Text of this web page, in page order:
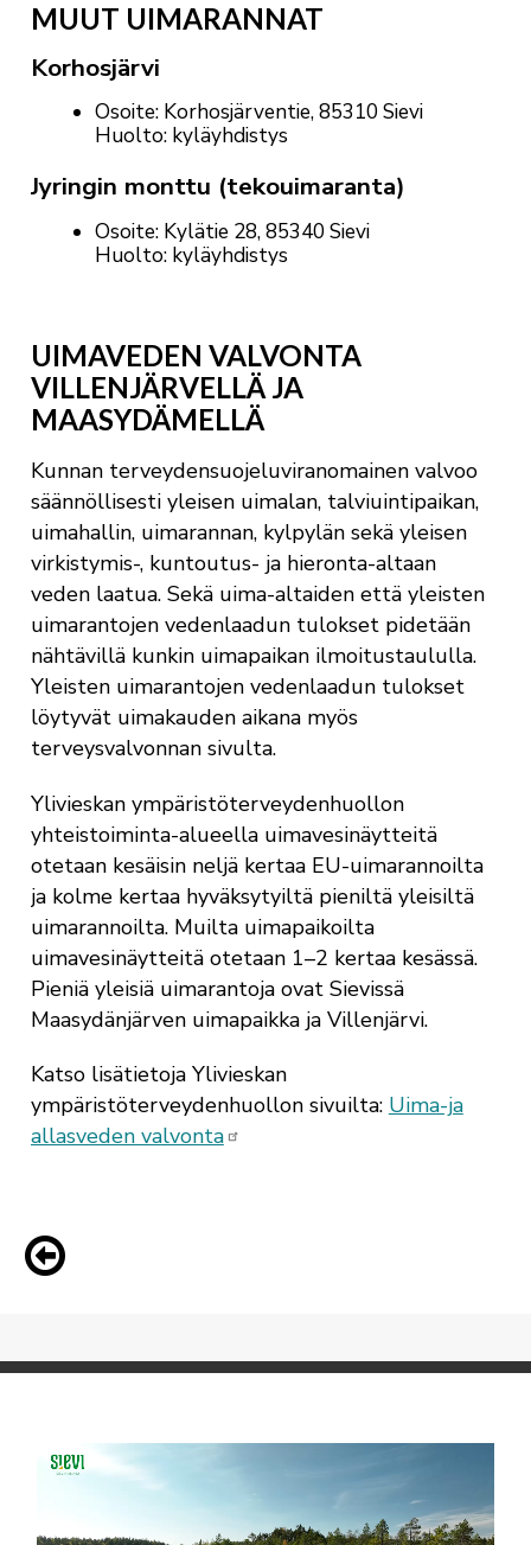
MUUT UIMARANNAT
Korhosjärvi
Osoite: Korhosjärventie, 85310 Sievi
Huolto: kyläyhdistys
Jyringin monttu (tekouimaranta)
Osoite: Kylätie 28, 85340 Sievi
Huolto: kyläyhdistys
UIMAVEDEN VALVONTA
VILLENJÄRVELLÄ JA
MAASYDÄMELLÄ
Kunnan terveydensuojeluviranomainen valvoo
säännöllisesti yleisen uimalan, talviuintipaikan,
uimahallin, uimarannan, kylpylän sekä yleisen
virkistymis-, kuntoutus- ja hieronta-altaan
veden laatua. Sekä uima-altaiden että yleisten
uimarantojen vedenlaadun tulokset pidetään
nähtävillä kunkin uimapaikan ilmoitustaululla.
Yleisten uimarantojen vedenlaadun tulokset
löytyvät uimakauden aikana myös
terveysvalvonnan sivulta.
Ylivieskan ympäristöterveydenhuollon
yhteistoiminta-alueella uimavesinäytteitä
otetaan kesäisin neljä kertaa EU-uimarannoilta
ja kolme kertaa hyväksytyiltä pieniltä yleisiltä
uimarannoilta. Muilta uimapaikoilta
uimavesinäytteitä otetaan 1–2 kertaa kesässä.
Pieniä yleisiä uimarantoja ovat Sievissä
Maasydänjärven uimapaikka ja Villenjärvi.
Katso lisätietoja Ylivieskan
ympäristöterveydenhuollon sivuilta: Uima-ja
allasveden valvonta